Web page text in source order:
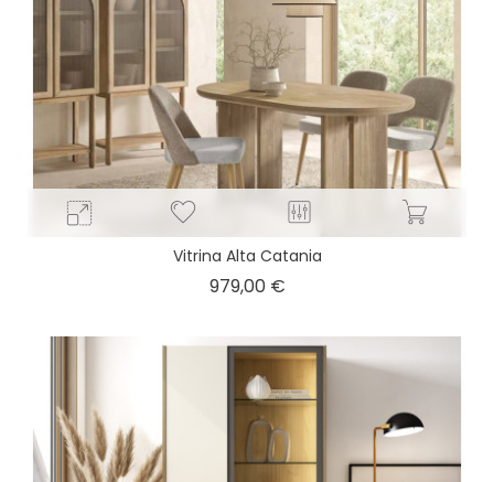
Vitrina Alta Catania
979,00 €Precio